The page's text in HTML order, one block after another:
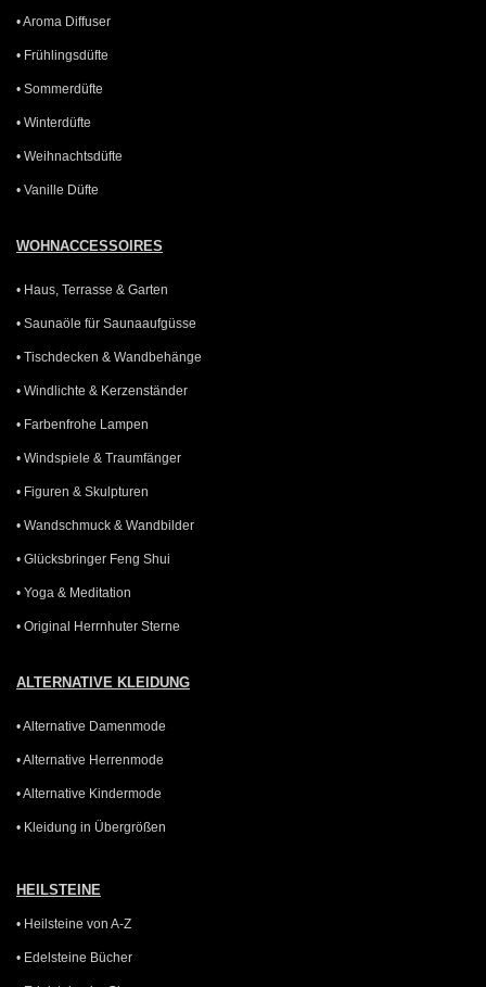
• Aroma Diffuser
• Frühlingsdüfte
• Sommerdüfte
• Winterdüfte
• Weihnachtsdüfte
• Vanille Düfte
WOHNACCESSOIRES
• Haus, Terrasse & Garten
• Saunaöle für Saunaaufgüsse
• Tischdecken & Wandbehänge
• Windlichte & Kerzenständer
• Farbenfrohe Lampen
• Windspiele & Traumfänger
• Figuren & Skulpturen
• Wandschmuck & Wandbilder
• Glücksbringer Feng Shui
• Yoga & Meditation
• Original Herrnhuter Sterne
ALTERNATIVE KLEIDUNG
• Alternative Damenmode
• Alternative Herrenmode
• Alternative Kindermode
• Kleidung in Übergrößen
HEILSTEINE
• Heilsteine von A-Z
• Edelsteine Bücher